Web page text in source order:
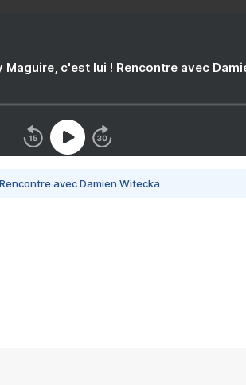
c'est lui ! Rencontre avec
avec Damien Witecka